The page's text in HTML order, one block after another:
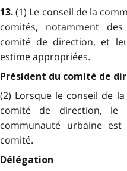
13.(1) Le conseil de la
comités, notamment
comité de direction, et
estime appropriées.
Président du comité de
(2) Lorsque le conseil de
comité de direction, le
communauté urbaine
comité.
Délégation